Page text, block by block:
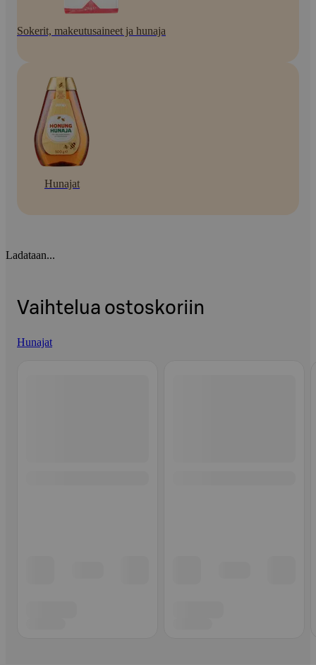
Sokerit, makeutusaineet ja hunaja
Hunajat
Ladataan...
Vaihtelua ostoskoriin
Hunajat